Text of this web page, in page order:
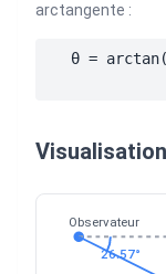
arctangente :
θ =
Visualisation
Observateur
26.57°